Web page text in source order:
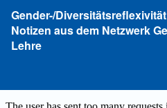
Artikeldetails
zurückkehren
Gender-/
Notizen aus dem Netzwerk
Lehre